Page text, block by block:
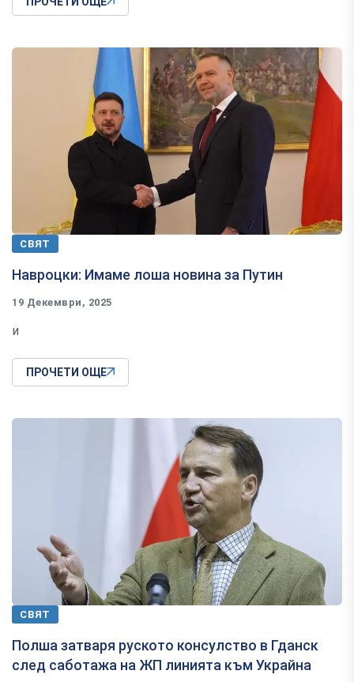
СВЯТ
Навроцки: Имаме лоша новина за Путин
19 Декември, 2025
и
ПРОЧЕТИ ОЩЕ
СВЯТ
Полша затваря руското консулство в Гданск
след саботажа на ЖП линията към Украйна